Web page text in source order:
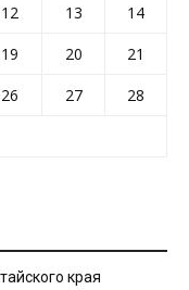
12 13
14
19 20
21
26 27
28
края